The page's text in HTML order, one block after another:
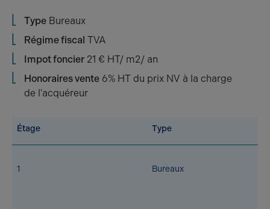
Type Bureaux
Régime fiscal TVA
Impot foncier 21 € HT/ m2/ an
Honoraires vente 6% HT du prix NV à la charge
de l'acquéreur
Étage Type
1 Bureaux